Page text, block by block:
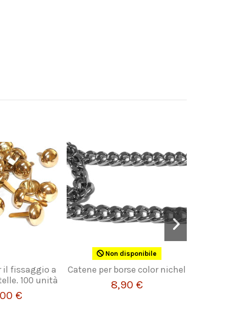
il fissaggio a
100 unità
€
Non disponibile
Catene per borse color nichel
8,90 €